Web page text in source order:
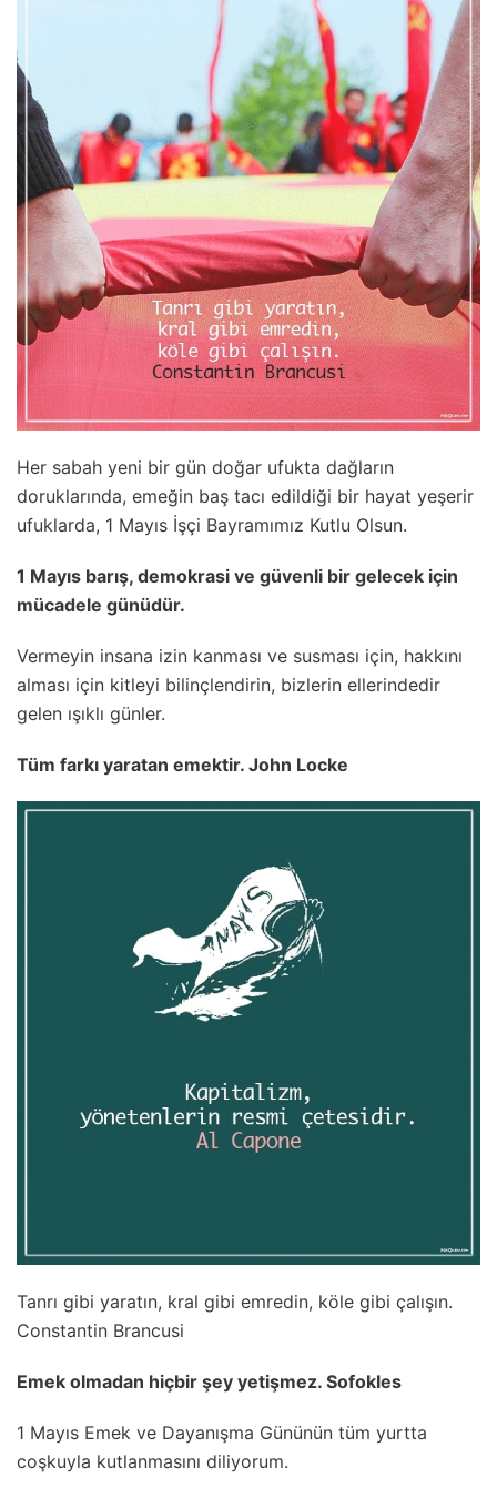
Her sabah yeni bir gün doğar ufukta dağların
doruklarında, emeğin baş tacı edildiği bir hayat yeşerir
ufuklarda, 1 Mayıs İşçi Bayramımız Kutlu Olsun.
1 Mayıs barış, demokrasi ve güvenli bir gelecek için
mücadele günüdür.
Vermeyin insana izin kanması ve susması için, hakkını
alması için kitleyi bilinçlendirin, bizlerin ellerindedir
gelen ışıklı günler.
Tüm farkı yaratan emektir. John Locke
Tanrı gibi yaratın, kral gibi emredin, köle gibi çalışın.
Constantin Brancusi
Emek olmadan hiçbir şey yetişmez. Sofokles
1 Mayıs Emek ve Dayanışma Gününün tüm yurtta
coşkuyla kutlanmasını diliyorum.